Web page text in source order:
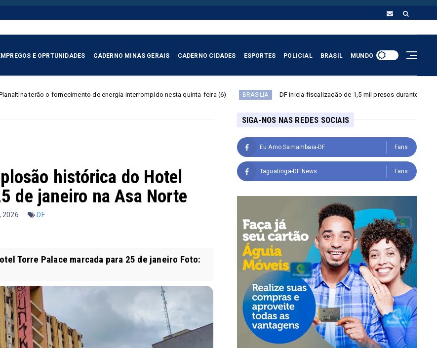
E OPRTUNIDADES CADERNO MINAS GERAIS CADERNO CIDADES ESPORTES POLICIAL BRASIL MUNDO
fornecimento de energia interrompido nesta quinta-feira (6) BRASILIA DF inicia fiscalização de 1,5 mil presos durante quinta saída
histórica do Hotel
de janeiro na Asa Norte
2026 DF
Torre Palace marcada para 25 de janeiro Foto:
SIGA-NOS NAS REDES SOCIAIS
Eu Amo Samambaia-DF Fans
Taguatinga-DF News Fans